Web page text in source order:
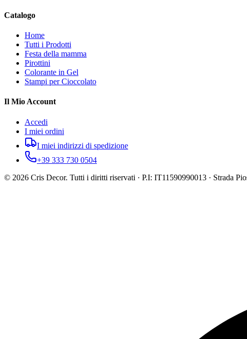
Catalogo
Home
Tutti i Prodotti
Festa della mamma
Pirottini
Colorante in Gel
Stampi per Cioccolato
Il Mio Account
Accedi
I miei ordini
I miei indirizzi di spedizione
+39 333 730 0504
© 2026 Cris Decor. Tutti i diritti riservati · P.I: IT11590990013 · Strada